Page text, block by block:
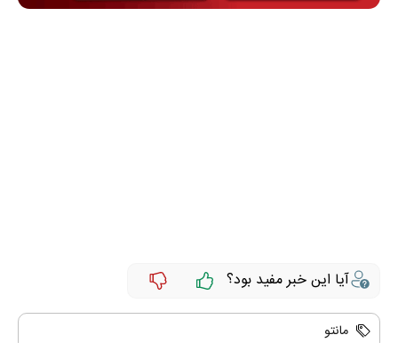
آیا این خبر مفید بود؟
مانتو